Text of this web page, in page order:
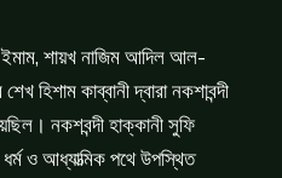
শায়খ নাজিম আদিল আল-
হিশাম কাব্বানী দ্বারা নকশাবন্দী
নকশবন্দী হাক্কানী সুফি
ও আধ্যাত্মিক পথে উপস্থিত